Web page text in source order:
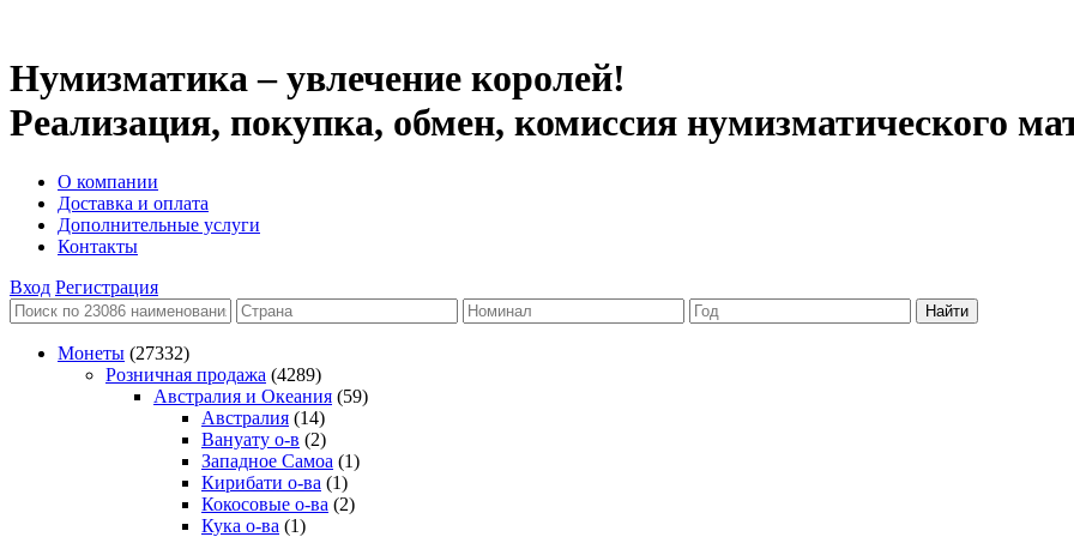
Нумизматика – увлечение королей!
Реализация, покупка, обмен, комиссия нумизматического
О компании
Доставка и оплата
Дополнительные услуги
Контакты
Вход Регистрация
Монеты (27332)
Розничная продажа (4289)
Австралия и Океания (59)
Австралия (14)
Вануату о-в (2)
Западное Самоа (1)
Кирибати о-ва (1)
Кокосовые о-ва (2)
Кука о-ва (1)